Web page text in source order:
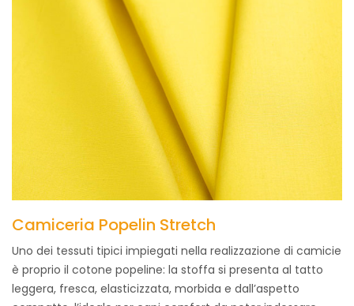
Camiceria Popelin Stretch
Uno dei tessuti tipici impiegati nella realizzazione di camicie
è proprio il cotone popeline: la stoffa si presenta al tatto
leggera, fresca, elasticizzata, morbida e dall’aspetto